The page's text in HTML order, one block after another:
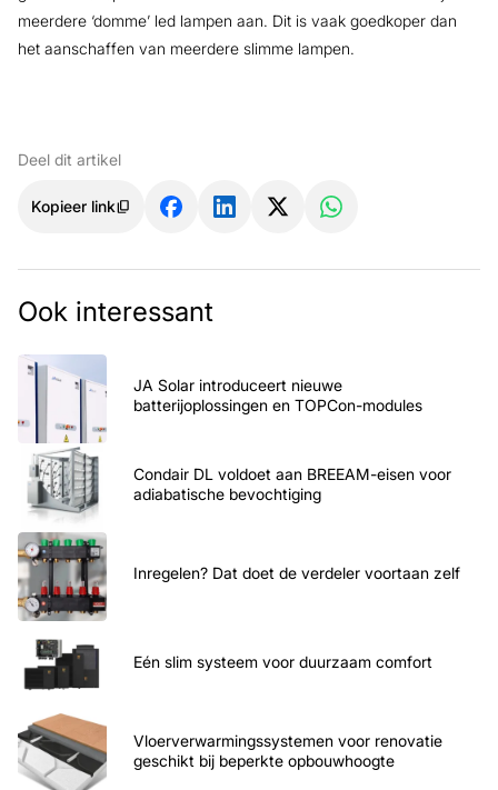
meerdere ‘domme’ led lampen aan. Dit is vaak goedkoper dan
het aanschaffen van meerdere slimme lampen.
Deel dit artikel
Kopieer link
Ook interessant
JA Solar introduceert nieuwe
batterijoplossingen en TOPCon-modules
Condair DL voldoet aan BREEAM-eisen voor
adiabatische bevochtiging
Inregelen? Dat doet de verdeler voortaan zelf
Eén slim systeem voor duurzaam comfort
Vloerverwarmingssystemen voor renovatie
geschikt bij beperkte opbouwhoogte